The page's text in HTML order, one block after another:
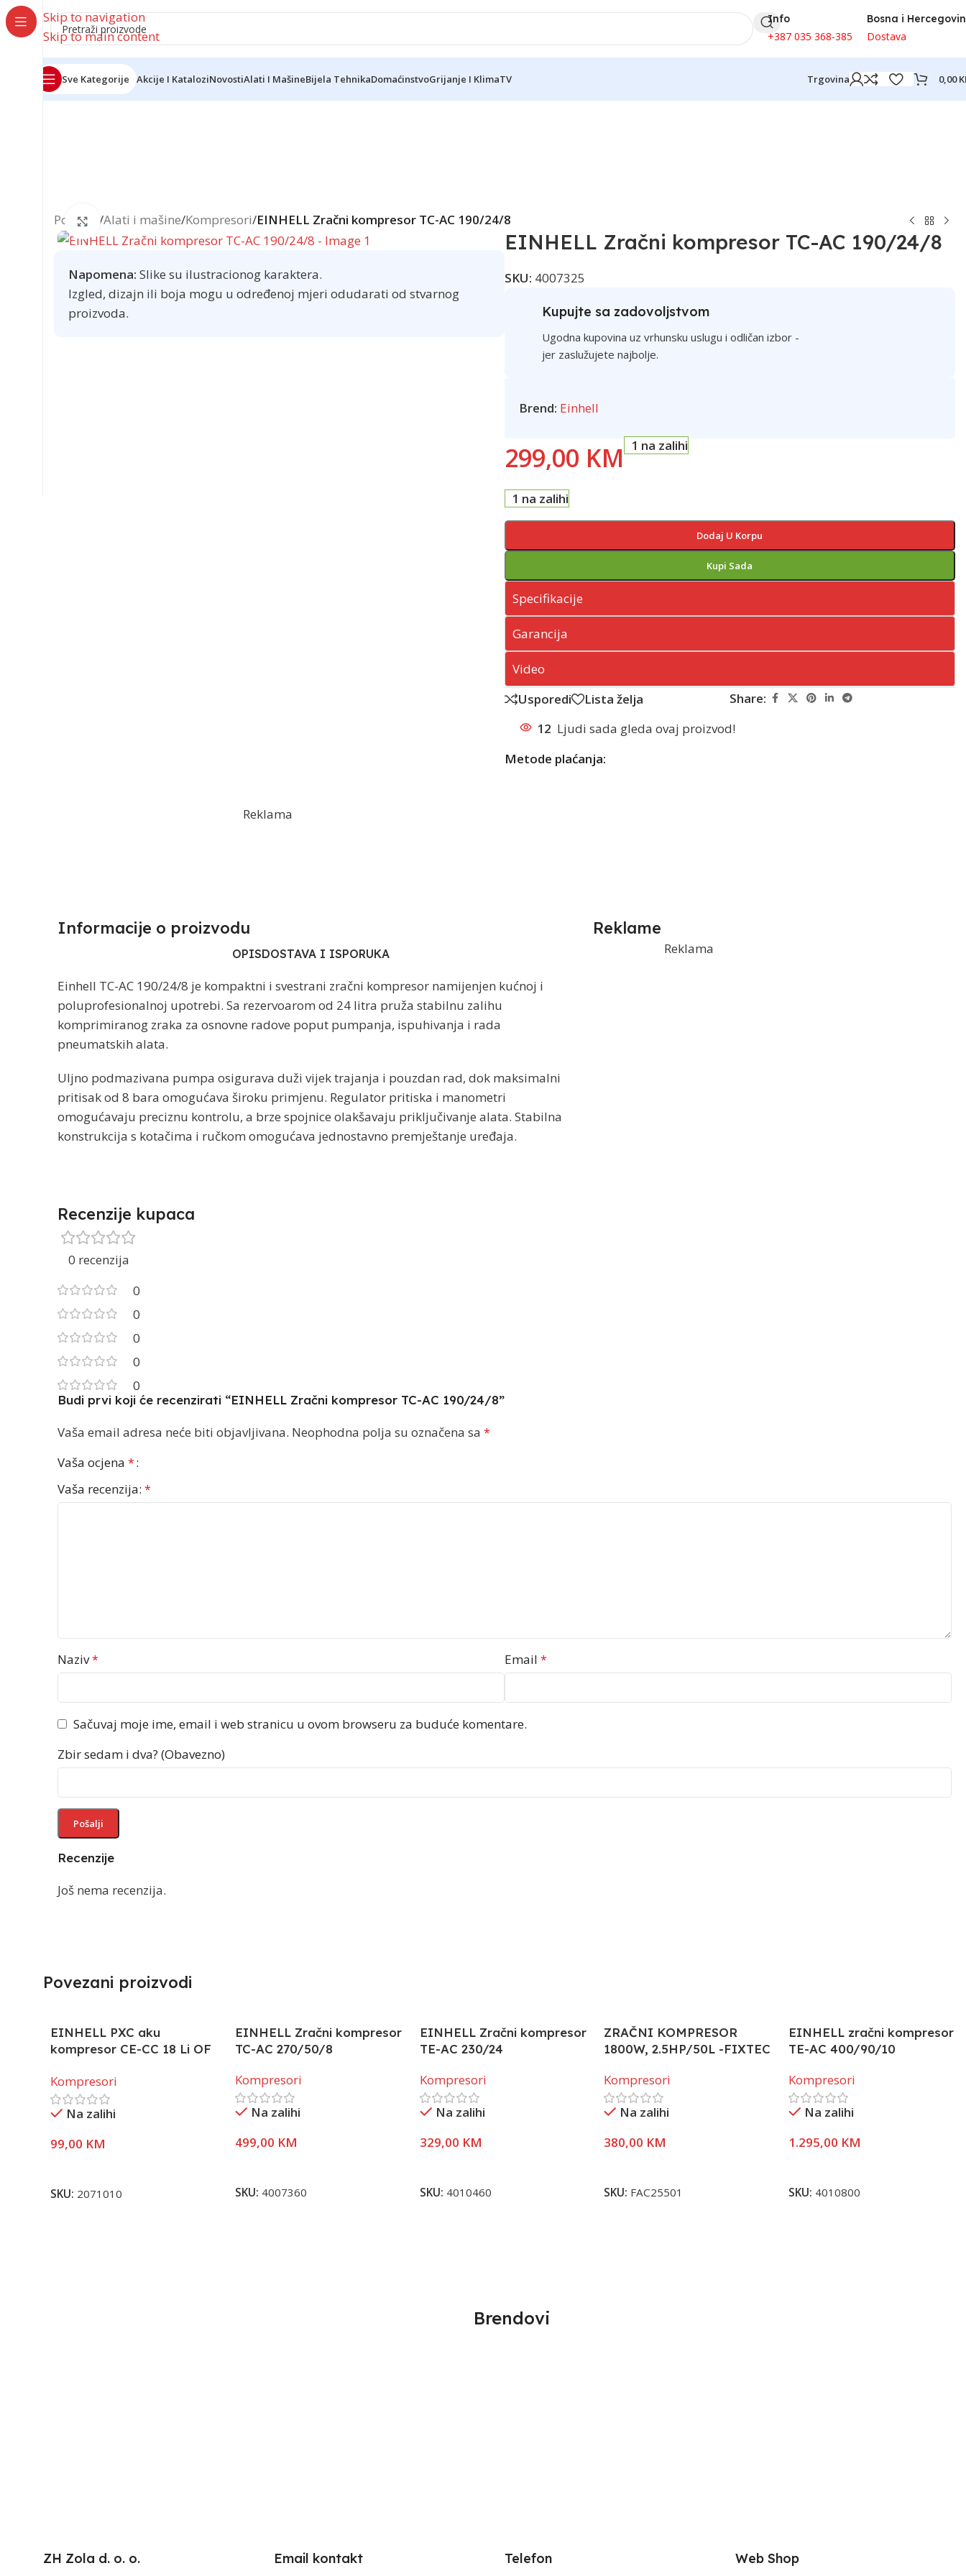
Skip to navigation
Skip to main content
Info
+387 035 368-385
Bosna i
Dostava
Sve Kategorije Akcije I KataloziNovostiAlati I MašineBijela TehnikaDomaćinstvoGrijanje I KlimaTV Trgovina 0,00
Reklama
Početna /Alati i mašine/Kompresori/EINHELL Zračni kompresor TC-AC 190/24/8
Click to enlarge
Napomena: Slike su ilustracionog karaktera.
Izgled, dizajn ili boja mogu u određenoj mjeri odudarati od stvarnog
proizvoda.
EINHELL Zračni kompresor TC-AC 190/24/8
SKU: 4007325
Kupujte sa zadovoljstvom
Ugodna kupovina uz vrhunsku uslugu i odličan izbor -
jer zaslužujete najbolje.
Brend: Einhell
299,00 KM 1 na zalihi
1 na zalihi
Dodaj U Korpu
Kupi Sada
Specifikacije
Garancija
Video
Usporedi
Lista želja
Share:
12 Ljudi sada gleda ovaj proizvod!
Metode plaćanja:
Reklama
Informacije o proizvodu​
OPISDOSTAVA I ISPORUKA
Einhell TC-AC 190/24/8 je kompaktni i svestrani zračni kompresor namijenjen kućnoj i
poluprofesionalnoj upotrebi. Sa rezervoarom od 24 litra pruža stabilnu zalihu
komprimiranog zraka za osnovne radove poput pumpanja, ispuhivanja i rada
pneumatskih alata.
Uljno podmazivana pumpa osigurava duži vijek trajanja i pouzdan rad, dok maksimalni
pritisak od 8 bara omogućava široku primjenu. Regulator pritiska i manometri
omogućavaju preciznu kontrolu, a brze spojnice olakšavaju priključivanje alata. Stabilna
konstrukcija s kotačima i ručkom omogućava jednostavno premještanje uređaja.
Reklame
Reklama
Recenzije kupaca
0 recenzija
0
0
0
0
0
Recenzije
Još nema recenzija.
Budi prvi koji će recenzirati “EINHELL Zračni kompresor TC-AC 190/24/8”
Vaša email adresa neće biti objavljivana. Neophodna polja su označena sa *
Vaša ocjena *
Vaša recenzija: *
Naziv* Email *
Sačuvaj moje ime, email i web stranicu u ovom browseru za buduće komentare.
Zbir sedam i dva? (Obavezno)
Povezani proizvodi
EINHELL PXC aku
kompresor CE-CC 18 Li OF
Kompresori
Na zalihi
99,00 KM
SKU: 2071010
EINHELL Zračni kompresor
TC-AC 270/50/8
Kompresori
Na zalihi
499,00 KM
SKU: 4007360
EINHELL Zračni kompresor
TE-AC 230/24
Kompresori
Na zalihi
329,00 KM
SKU: 4010460
ZRAČNI KOMPRESOR
1800W, 2.5HP/50L -FIXTEC
Kompresori
Na zalihi
380,00 KM
SKU: FAC25501
EINHELL zračni kompresor
TE-AC 400/90/10
Kompresori
Na zalihi
1.295,00 KM
SKU: 4010800
Brendovi
ZH Zola d. o. o. Email kontakt Telefon Web Shop